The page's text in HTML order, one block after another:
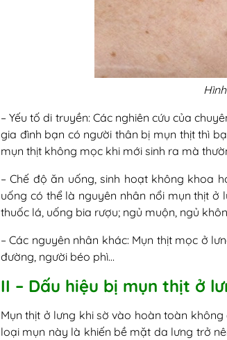
– Yếu tố di truyền: Các nghiên cứu của
gia đình bạn có người thân bị mụn thịt thì
mụn thịt không mọc khi mới sinh ra mà
– Chế độ ăn uống, sinh hoạt không khoa
uống có thể là nguyên nhân nổi mụn thịt
thuốc lá, uống bia rượu; ngủ muộn, ngủ
– Các nguyên nhân khác: Mụn thịt mọc ở
đường, người béo phì…
II – Dấu hiệu bị mụn thịt ở
Mụn thịt ở lưng khi sờ vào hoàn toàn
loại mụn này là khiến bề mặt da lưng trở